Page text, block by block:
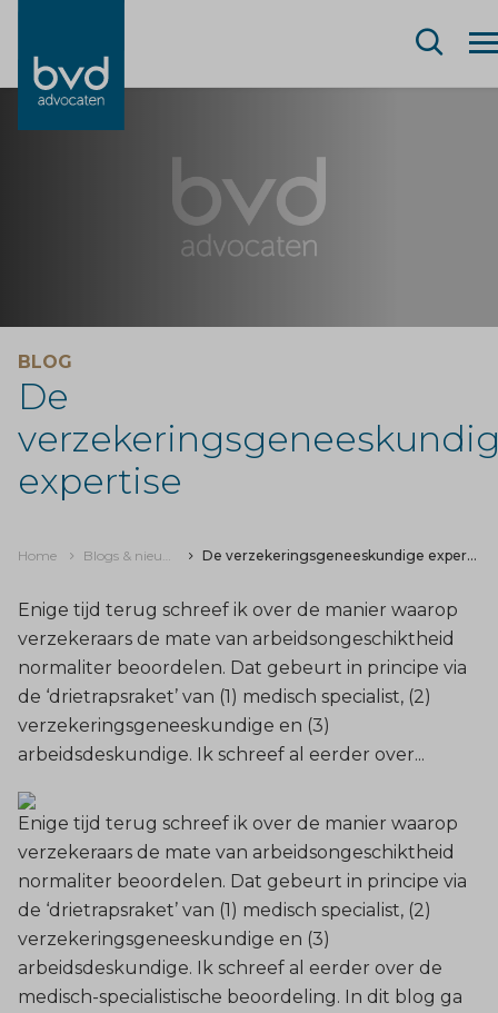
BLOG
De
expertise
Home De verzekeringsgeneeskundige expertise
Enige tijd terug schreef ik over de manier waarop
verzekeraars de mate van arbeidsongeschiktheid
normaliter beoordelen. Dat gebeurt in principe via
de ‘drietrapsraket’ van (1) medisch specialist, (2)
verzekeringsgeneeskundige en (3)
arbeidsdeskundige. Ik schreef al eerder over...
Enige tijd terug schreef ik over de manier waarop
verzekeraars de mate van arbeidsongeschiktheid
normaliter beoordelen. Dat gebeurt in principe via
de ‘drietrapsraket’ van (1) medisch specialist, (2)
verzekeringsgeneeskundige en (3)
arbeidsdeskundige. Ik schreef al eerder over de
medisch-specialistische beoordeling. In dit blog ga